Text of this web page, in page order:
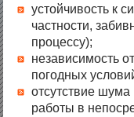
устойчивость к
частности,
процессу);
независимость
погодных
отсутствие шума
работы в